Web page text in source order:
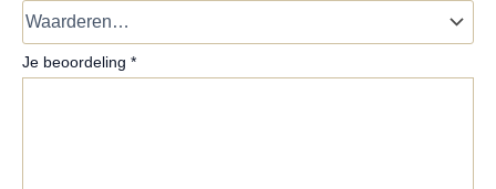
Je beoordeling *